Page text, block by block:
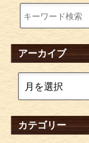
アーカイブ
カテゴリー